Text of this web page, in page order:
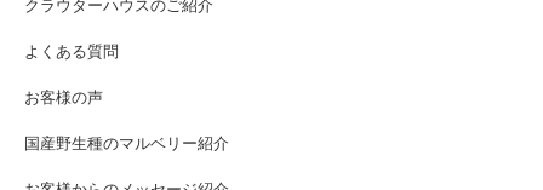
クラウターハウスのご紹介
よくある質問
お客様の声
国産野生種のマルベリー紹介